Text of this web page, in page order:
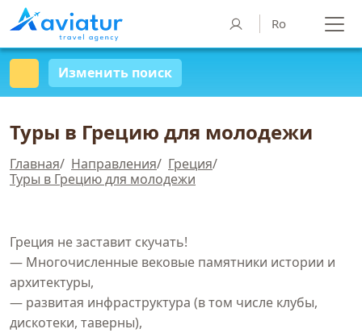
Ro
Изменить поиск
Туры в Грецию для молодежи
Главная/ Направления/ Греция/
Туры в Грецию для молодежи
Греция не заставит скучать!
— Многочисленные вековые памятники истории и
архитектуры,
— развитая инфраструктура (в том числе клубы,
дискотеки, таверны),